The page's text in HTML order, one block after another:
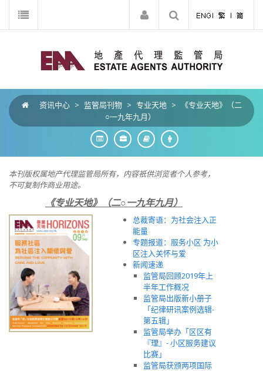
资讯中心 > 监管局刊物 > 专业天地 >
《专业天地》（二
○一九年九月）
本刊版权属地产代理监管局所有，内容祇供浏览者个人参考，
不可复制作商业用途。
《专业天地》（二○一九年九月）
总裁寄语：为社会注入正
能量
专题报道：服务小区 为小
区注入关怀与爱
新闻速递
监管局回顾2019年上
半年工作概况
监管局出版新小册子
「纪律研讯案例选辑-
第五辑」
监管局举办「区区有
『理』- 小区服务建议
比赛」
监管局获颁两项国际